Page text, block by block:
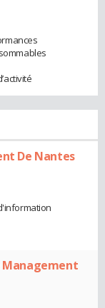
De Nantes
Management